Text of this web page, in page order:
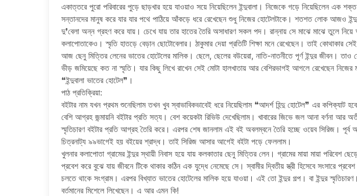
একাত্তরে পুরো পরিবারের পুড়ে ছাড়খার হয়ে যাওয়াও সয়ে নিয়েছিলেন ইন্দুবালা। নিজেকে গড়ে নিয়েছিলেন এক
সন্তানদের মানুষ করে যার যার পথে পাঠিয়ে আঁকড়ে ধরে রেখেছেন শুধু নিজের হোটেলটাকে। শতশত লোক আজও
দু❜বেলা অন্ন গ্রহণ করে যায়। চেখে যায় তার হাতের তৈরি অসাধারণ সকল পদ। রান্নায় সে মাঝে মাঝে তুলে
কলাপোতাকেও। স্মৃতি হাতড়ে বেড়ান ছোটোবেলার। ঠাকুমার দেয়া প্রতিটি শিক্ষা মনে রেখেছেন। তাই কোথাকার
আজ ছেনু মিত্তির লেনের ভাতের হোটেলের মালিক। ছেলে, ছেলের বউয়েরা, নাতি-নাতনীতে পূর্ণ ইন্দুর জীবন। তাও
ভীড় জমিয়েছে কত না স্মৃতি। যার কিছু লিখে রাখেন সেই মোটা হালখাতায় আর বেশিরভাগই আগলে রেখেছেন নিজের
❝ইন্দুবালা ভাতের হোটেল❞।
পাঠ প্রতিক্রিয়া:
বইটার নাম যখন প্রথম শুনেছিলাম তখন খুব স্বাভাবিকভাবেই ধরে নিয়েছিলাম ❝আদর্শ হিন্দু হোটেল❞ এর কপিক্যাট
বেশি আগ্রহ জন্মায়নি বইটার প্রতি সত্য। বেশ কয়েকটা রিভিউ দেখেছিলাম। খাবারের জিভে জল আনা বর্ণনা আর
স্মৃতিচারণ বইটার প্রতি আগ্রহ তৈরি করে। এরপর শেষ জানলাম এই বই অবলম্বনে তৈরি হচ্ছে ওয়েব সিরিজ। পূর্ব
চিত্রনাট্য ৯৯ভাগেই হয় বইয়ের শ্রাদ্ধ। তাই সিরিজ আসার আগেই বইটা পড়ে ফেললাম।
খুলনার কলাপোতা গ্রামের ইন্দুর স্থায়ী নিবাস হয়ে যায় কলকাতার ছেনু মিত্তির লেন। গ্রামের মায়া মায়া পরিবেশ
প্রবেশ করে বুঝে যায় জীবনে টিকে থাকার কঠিন এক যুদ্ধে নেমেছে সে। স্বামীর দ্বিতীয় স্ত্রী হিসেবে সংসারে
চলতে থাকে সংগ্রাম। এরপর বিখ্যাত ভাতের হোটেলের মালিক হয়ে যাওয়া। এই তো ইন্দুর গল্প। বা ইন্দুর
বর্তমানের মিশেলে লিখেছেন। এ আর এমন কি!